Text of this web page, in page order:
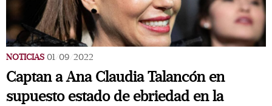
NOTICIAS 01/09/2022
Captan a Ana Claudia Talancón en
supuesto estado de ebriedad en la